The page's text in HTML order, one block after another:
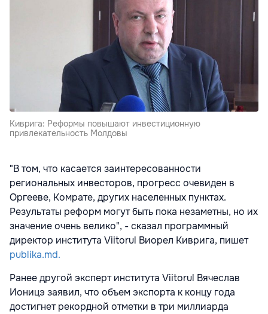
Киврига: Реформы повышают инвестиционную
привлекательность Молдовы
"В том, что касается заинтересованности
региональных инвесторов, прогресс очевиден в
Оргееве, Комрате, других населенных пунктах.
Результаты реформ могут быть пока незаметны, но их
значение очень велико", - сказал программный
директор института Viitorul Виорел Киврига, пишет
publika.md.
Ранее другой эксперт института Viitorul Вячеслав
Ионицэ заявил, что объем экспорта к концу года
достигнет рекордной отметки в три миллиарда